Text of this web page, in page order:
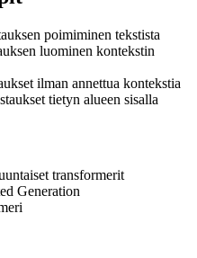
poimiminen tekstista
luominen kontekstin
ilman annettua kontekstia
tietyn alueen sisalla
transformerit
Generation